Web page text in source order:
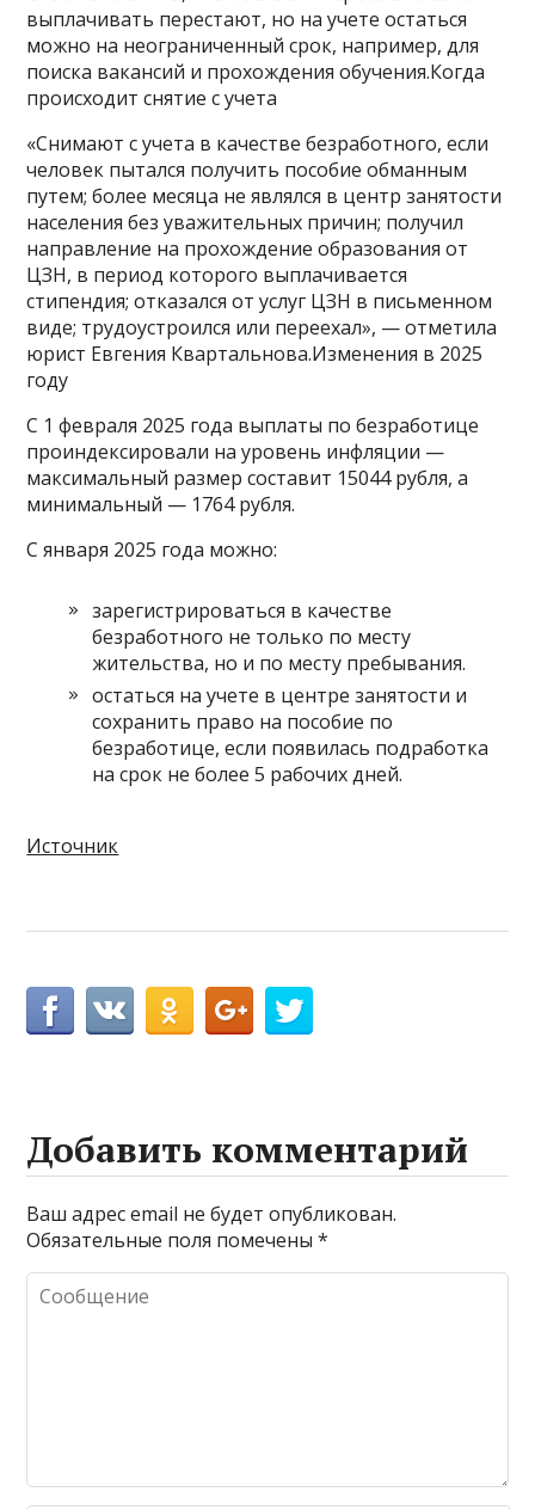
выплачивать перестают, но на учете остаться
можно на неограниченный срок, например, для
поиска вакансий и прохождения обучения.Когда
происходит снятие с учета
«Снимают с учета в качестве безработного, если
человек пытался получить пособие обманным
путем; более месяца не являлся в центр занятости
населения без уважительных причин; получил
направление на прохождение образования от
ЦЗН, в период которого выплачивается
стипендия; отказался от услуг ЦЗН в письменном
виде; трудоустроился или переехал», — отметила
юрист Евгения Квартальнова.Изменения в 2025
году
С 1 февраля 2025 года выплаты по безработице
проиндексировали на уровень инфляции —
максимальный размер составит 15044 рубля, а
минимальный — 1764 рубля.
С января 2025 года можно:
зарегистрироваться в качестве
безработного не только по месту
жительства, но и по месту пребывания.
остаться на учете в центре занятости и
сохранить право на пособие по
безработице, если появилась подработка
на срок не более 5 рабочих дней.
Источник
Добавить комментарий
Ваш адрес email не будет опубликован.
Обязательные поля помечены*